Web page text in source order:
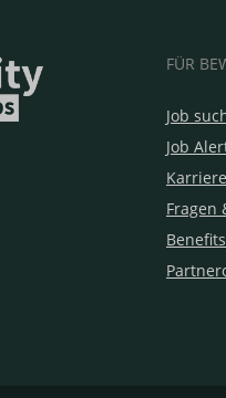
FÜR
Job
Job
Fragen